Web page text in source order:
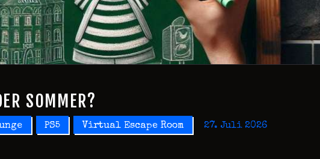
SOMMER?
PS5 Virtual Escape Room 27. Juli 2026